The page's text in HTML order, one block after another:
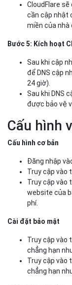
CloudFlare
cần cập nhật
miền của nhà
Bước 5: Kích hoạt
Sau khi cập
để DNS cập
24 giờ).
Sau khi DNS
được bảo vệ
Cấu hình
Cấu hình cơ bản
Đăng nhập
Truy cập vào
Truy cập vào
website của
phí.
Cài đặt bảo mật
Truy cập vào
chẳng hạn
Truy cập vào
chẳng hạn